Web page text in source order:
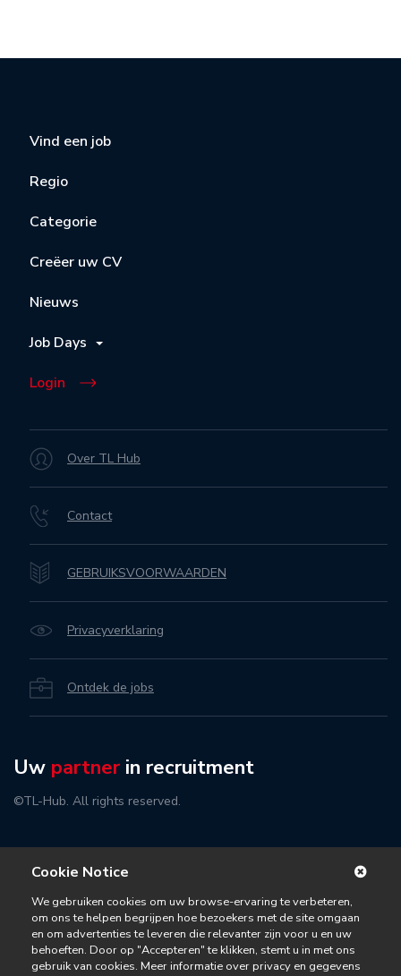
Vind een job
Regio
Categorie
Creëer uw CV
Nieuws
Job Days
Login
Over TL Hub
Contact
GEBRUIKSVOORWAARDEN
Privacyverklaring
Ontdek de jobs
Uw partner in recruitment
©TL-Hub. All rights reserved.
Cookie Notice
We gebruiken cookies om uw browse-ervaring te verbeteren,
om ons te helpen begrijpen hoe bezoekers met de site omgaan
en om advertenties te leveren die relevanter zijn voor u en uw
behoeften. Door op "Accepteren" te klikken, stemt u in met ons
gebruik van cookies. Meer informatie over privacy en gegevens